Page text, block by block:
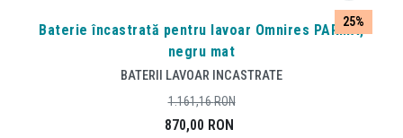
25%
Baterie încastrată pentru lavoar Omnires PARMA,
negru mat
BATERII LAVOAR INCASTRATE
870,00 RON
1.161,16RON